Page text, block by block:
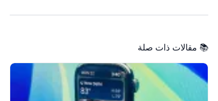
📚 مقالات ذات صلة